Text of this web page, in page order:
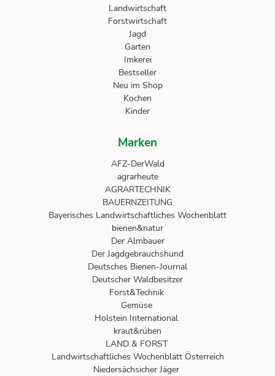
Landwirtschaft
Forstwirtschaft
Jagd
Garten
Imkerei
Bestseller
Neu im Shop
Kochen
Kinder
Marken
AFZ-DerWald
agrarheute
AGRARTECHNIK
BAUERNZEITUNG
Bayerisches Landwirtschaftliches Wochenblatt
bienen&natur
Der Almbauer
Der Jagdgebrauchshund
Deutsches Bienen-Journal
Deutscher Waldbesitzer
Forst&Technik
Gemüse
Holstein International
kraut&rüben
LAND & FORST
Landwirtschaftliches Wochenblatt Österreich
Niedersächsicher Jäger